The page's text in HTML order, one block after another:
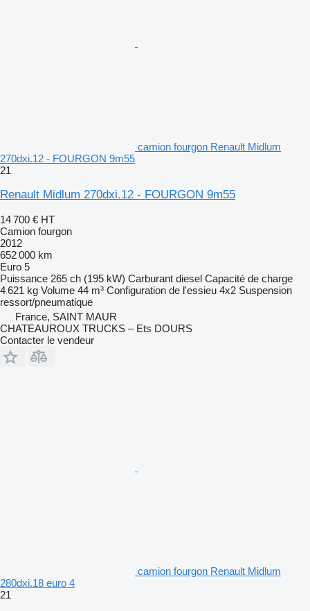
camion fourgon Renault Midlum
270dxi.12 - FOURGON 9m55
21
Renault Midlum 270dxi.12 - FOURGON 9m55
14 700 € HT
Camion fourgon
2012
652 000 km
Euro 5
Puissance 265 ch (195 kW) Carburant diesel Capacité de charge
4 621 kg Volume 44 m³ Configuration de l'essieu 4x2 Suspension
ressort/pneumatique
France, SAINT MAUR
CHATEAUROUX TRUCKS – Ets DOURS
Contacter le vendeur
camion fourgon Renault Midlum
280dxi.18 euro 4
21